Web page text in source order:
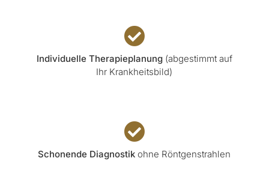

Individuelle Therapieplanung(abgestimmt auf
Ihr Krankheitsbild)

Schonende Diagnostik ohne Röntgenstrahlen